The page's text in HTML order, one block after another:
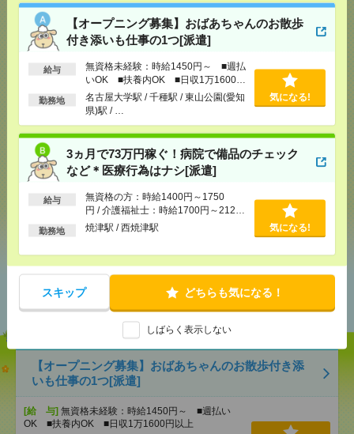
【オープニング募集】おばあちゃんのお散歩
付き添いも仕事の1つ[派遣]
給与
無資格未経験：時給1450円～ ■週払
いOK ■扶養内OK ■日収1万1600円
以上
勤務地
名古屋大学駅 / 千種駅 / 東山公園(愛知
県)駅 / …
気になる!
3ヵ月で73万円稼ぐ！病院で備品のチェック
など＊医療行為はナシ[派遣]
給与
無資格の方：時給1400円～1750
円 / 介護福祉士：時給1700円～2125
円 / 初任者以上：時給1500円～1875
勤務地 焼津駅 / 西焼津駅 気になる!
スキップ どちらも気になる！
しばらく表示しない
応募ページへ
メール で送る
ブックマーク
あなたの閲覧履歴からの
おすすめ
【オープニング募集】おばあちゃんのお散歩付き添
いも仕事の1つ[派遣]
[給 与] 無資格未経験：時給1450円～ ■週払い
OK ■扶養内OK ■日収1万1600円以上